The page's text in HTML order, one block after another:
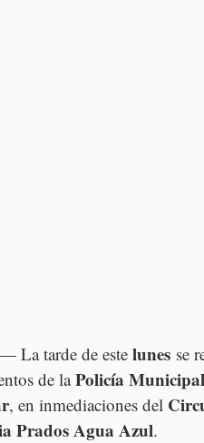
La tarde de este lunes se
de la Policía
, en inmediaciones del
Prados Agua Azul.